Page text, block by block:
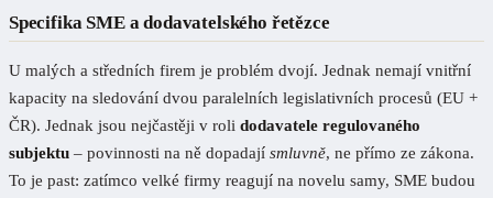
Specifika SME a dodavatelského řetězce
U malých a středních firem je problém dvojí. Jednak nemají vnitřní
kapacity na sledování dvou paralelních legislativních procesů (EU +
ČR). Jednak jsou nejčastěji v roli dodavatele regulovaného
subjektu – povinnosti na ně dopadají smluvně, ne přímo ze zákona.
To je past: zatímco velké firmy reagují na novelu samy, SME budou